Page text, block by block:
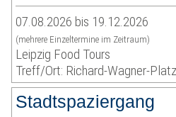
07.08.2026 bis 19.12.2026
(mehrere Einzeltermine im Zeitraum)
Leipzig Food Tours
Treff/Ort: Richard-Wagner-Platz
Stadtspaziergang